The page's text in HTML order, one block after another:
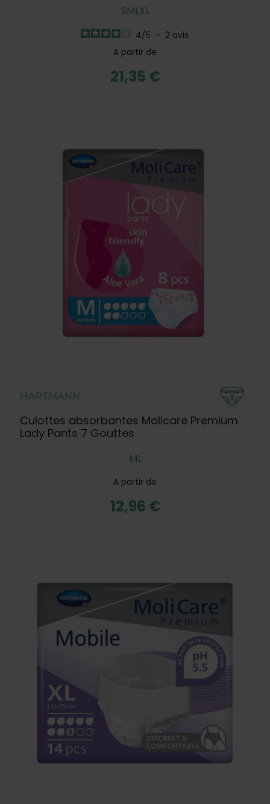
SMLXL
4/5 - 2 avis
A partir de
21,35 €
HARTMANN
Culottes absorbantes Molicare Premium
Lady Pants 7 Gouttes
ML
A partir de
12,96 €